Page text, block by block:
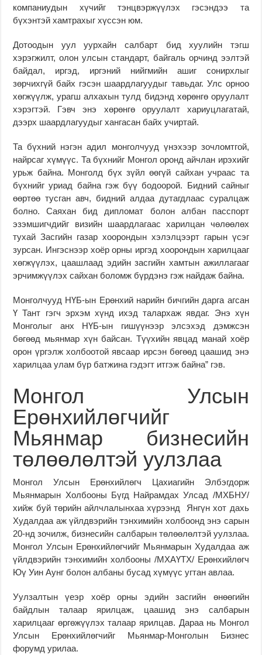
компаниудын хүчийг тэнцвэржүүлэх гэсэндээ та
бүхэнтэй хамтрахыг хүссэн юм.
Дотоодын уул уурхайн салбарт бид хуулийн тэгш
хэрэгжилт, олон улсын стандарт, байгаль орчинд ээлтэй
байдал, иргэд, иргэний нийгмийн ашиг сонирхлыг
зөрчихгүй байх гэсэн шаардлагуудыг тавьдаг. Улс орноо
хөгжүүлж, урагш алхахын тулд бидэнд хөрөнгө оруулалт
хэрэгтэй. Гэвч энэ хөрөнгө оруулалт хариуцлагатай,
дээрх шаардлагуудыг хангасан байх учиртай.
Та бүхний нэгэн адил монголчууд үнэхээр зочломтгой,
найрсаг хүмүүс. Та бүхнийг Монгол оронд айчлан ирэхийг
урьж байна. Монголд бүх зүйл өөгүй сайхан учраас та
бүхнийг уриад байна гэж бүү бодоорой. Бидний сайныг
өөртөө тусган авч, бидний алдаа дутагдлаас суралцаж
болно. Саяхан бид дипломат болон албан пасспорт
эзэмшигчдийг визийн шаардлагаас харилцан чөлөөлөх
тухай Засгийн газар хоорондын хэлэлцээрт гарын үсэг
зурсан. Ингэснээр хоёр орны иргэд хоорондын харилцааг
хөгжүүлэх, цаашлаад эдийн засгийн хамтын ажиллагааг
эрчимжүүлэх сайхан боломж бүрдэнэ гэж найдаж байна.
Монголчууд НҮБ-ын Ерөнхий нарийн бичгийн дарга агсан
Ү Тант гэгч эрхэм хүнд ихэд талархаж явдаг. Энэ хүн
Монголыг анх НҮБ-ын гишүүнээр элсэхэд дэмжсэн
бөгөөд мьянмар хүн байсан. Түүхийн явцад манай хоёр
орон үргэлж холбоотой явсаар ирсэн бөгөөд цаашид энэ
харилцаа улам бүр батжина гэдэгт итгэж байна” гэв.
Монгол Улсын
Ерөнхийлөгчийг
Мьянмар бизнесийн
төлөөлөлтэй уулзлаа
Монгол Улсын Ерөнхийлөгч Цахиагийн Элбэгдорж
Мьянмарын Холбооны Бүгд Найрамдах Улсад /МХБНУ/
хийж буй төрийн айлчлалынхаа хүрээнд Янгүн хот дахь
Худалдаа аж үйлдвэрийн тэнхимийн холбоонд энэ сарын
20-нд зочилж, бизнесийн салбарын төлөөлөлтэй уулзлаа.
Монгол Улсын Ерөнхийлөгчийг Мьянмарын Худалдаа аж
үйлдвэрийн тэнхимийн холбооны /МХАҮТХ/ Ерөнхийлөгч
Юү Уин Аунг болон албаны бусад хүмүүс угтан авлаа.
Уулзалтын үеэр хоёр орны эдийн засгийн өнөөгийн
байдлын талаар ярилцаж, цаашид энэ салбарын
харилцааг өргөжүүлэх талаар ярилцав. Дараа нь Монгол
Улсын Ерөнхийлөгчийг Мьянмар-Монголын Бизнес
форумд урилаа.